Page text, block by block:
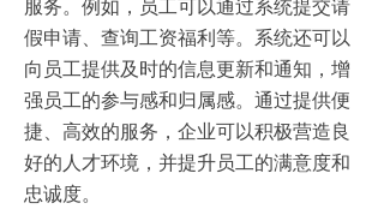
服务。例如，员工可以通过系统提交请
假申请、查询工资福利等。系统还可以
向员工提供及时的信息更新和通知，增
强员工的参与感和归属感。通过提供便
捷、高效的服务，企业可以积极营造良
好的人才环境，并提升员工的满意度和
忠诚度。